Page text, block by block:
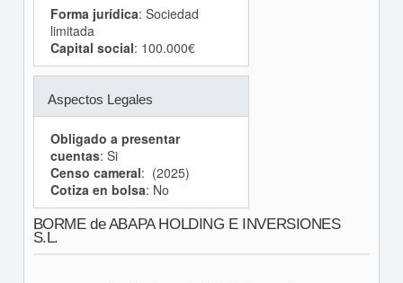
Forma jurídica: Sociedad
limitada
Capital social: 100.000€
Aspectos Legales
Obligado a presentar
cuentas: Si
Censo cameral: (2025)
Cotiza en bolsa: No
BORME de ABAPA HOLDING E INVERSIONES
S.L.